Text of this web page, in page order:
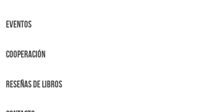
Eventos
Cooperación
Reseñas de libros